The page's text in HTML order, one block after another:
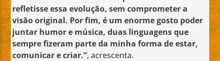
refletisse essa evolução, sem comprometer a
visão original. Por fim, é um enorme gosto poder
juntar humor e música, duas linguagens que
sempre fizeram parte da minha forma de estar,
comunicar e criar.”, acrescenta.